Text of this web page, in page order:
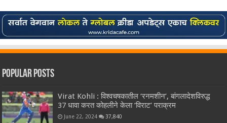
Popular Posts
Virat Kohli : विश्वचषकातील ‘रनमशीन’, बांगलादेशविरुद्ध
37 धावा करत कोहलीने केला ‘विराट’ पराक्रम
June 22, 2024 37,840